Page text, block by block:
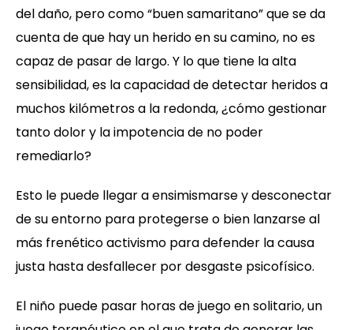
del daño, pero como “buen samaritano” que se da
cuenta de que hay un herido en su camino, no es
capaz de pasar de largo. Y lo que tiene la alta
sensibilidad, es la capacidad de detectar heridos a
muchos kilómetros a la redonda, ¿cómo gestionar
tanto dolor y la impotencia de no poder
remediarlo?
Esto le puede llegar a ensimismarse y desconectar
de su entorno para protegerse o bien lanzarse al
más frenético activismo para defender la causa
justa hasta desfallecer por desgaste psicofísico.
El niño puede pasar horas de juego en solitario, un